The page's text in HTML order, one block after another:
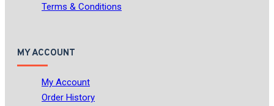
Terms & Conditions
MY ACCOUNT
My Account
Order History